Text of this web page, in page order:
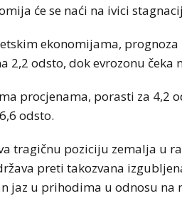
će se naći na ivici
ekonomijama,
2,2 odsto, dok evrozonu
procjenama, porasti za 4,2
odsto.
tragičnu poziciju zemalja u
preti takozvana
jaz u prihodima u odnosu na